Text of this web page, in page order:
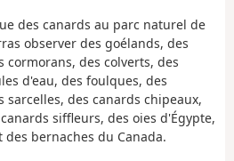
des canards au parc naturel de
observer des goélands, des
cormorans, des colverts, des
d'eau, des foulques, des
des canards chipeaux,
siffleurs, des oies d'Égypte,
bernaches du Canada.